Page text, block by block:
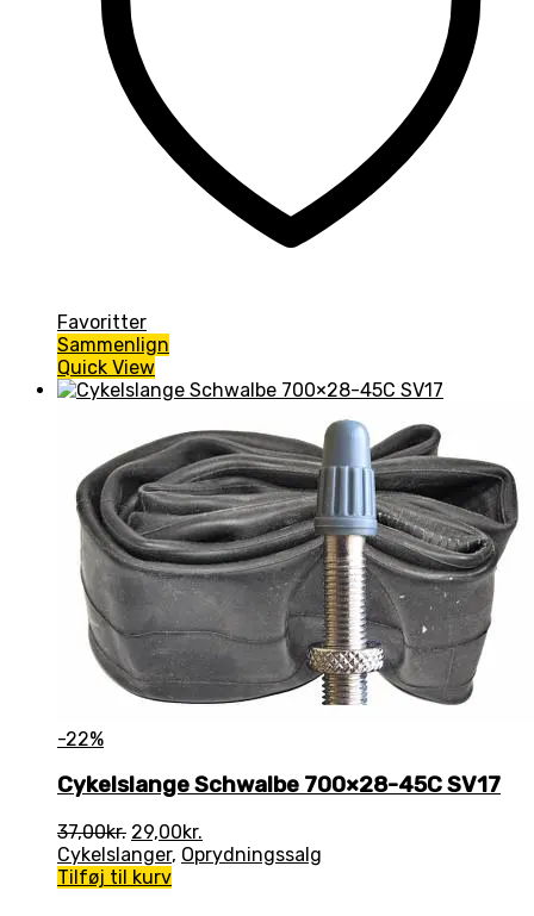
Favoritter
Sammenlign
Quick View
-22%
Cykelslange Schwalbe 700×28-45C SV17
37,00kr. Den
oprindelige
pris
29,00kr.
aktuelle
Cykelslanger, Oprydningssalg
Tilføj til kurv